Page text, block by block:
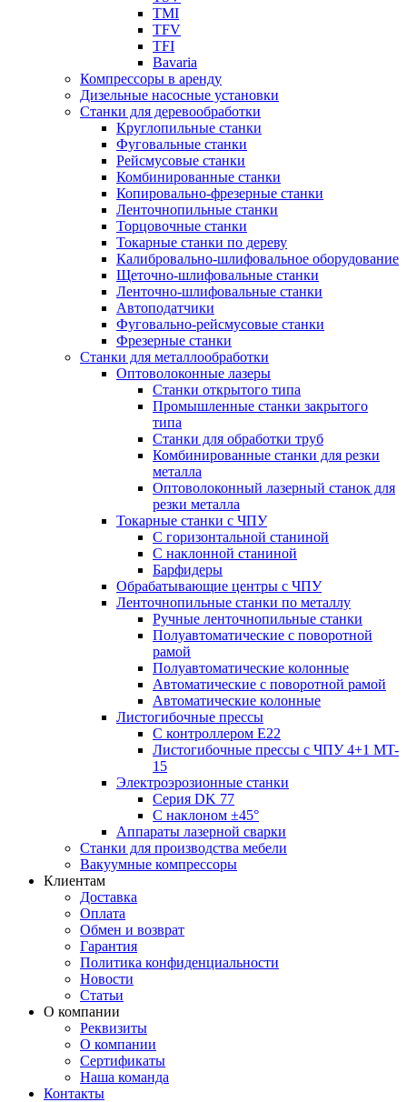
TMI
TFV
TFI
Bavaria
Компрессоры в аренду
Дизельные насосные установки
Станки для деревообработки
Круглопильные станки
Фуговальные станки
Рейсмусовые станки
Комбинированные станки
Копировально-фрезерные станки
Ленточнопильные станки
Торцовочные станки
Токарные станки по дереву
Калибровально-шлифовальное оборудование
Щеточно-шлифовальные станки
Ленточно-шлифовальные станки
Автоподатчики
Фуговально-рейсмусовые станки
Фрезерные станки
Станки для металлообработки
Оптоволоконные лазеры
Станки открытого типа
Промышленные станки закрытого
типа
Станки для обработки труб
Комбинированные станки для резки
металла
Оптоволоконный лазерный станок для
резки металла
Токарные станки с ЧПУ
С горизонтальной станиной
С наклонной станиной
Барфидеры
Обрабатывающие центры с ЧПУ
Ленточнопильные станки по металлу
Ручные ленточнопильные станки
Полуавтоматические с поворотной
рамой
Полуавтоматические колонные
Автоматические с поворотной рамой
Автоматические колонные
Листогибочные прессы
С контроллером E22
Листогибочные прессы с ЧПУ 4+1 MT-
15
Электроэрозионные станки
Серия DK 77
С наклоном ±45°
Аппараты лазерной сварки
Станки для производства мебели
Вакуумные компрессоры
Клиентам
Доставка
Оплата
Обмен и возврат
Гарантия
Политика конфиденциальности
Новости
Статьи
О компании
Реквизиты
О компании
Сертификаты
Наша команда
Контакты